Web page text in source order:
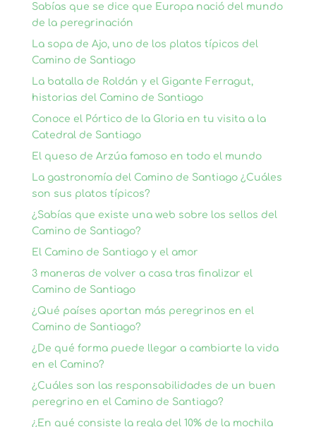
Sabías que se dice que Europa nació del mundo
de la peregrinación
La sopa de Ajo, uno de los platos típicos del
Camino de Santiago
La batalla de Roldán y el Gigante Ferragut,
historias del Camino de Santiago
Conoce el Pórtico de la Gloria en tu visita a la
Catedral de Santiago
El queso de Arzúa famoso en todo el mundo
La gastronomía del Camino de Santiago ¿Cuáles
son sus platos típicos?
¿Sabías que existe una web sobre los sellos del
Camino de Santiago?
El Camino de Santiago y el amor
3 maneras de volver a casa tras finalizar el
Camino de Santiago
¿Qué países aportan más peregrinos en el
Camino de Santiago?
¿De qué forma puede llegar a cambiarte la vida
en el Camino?
¿Cuáles son las responsabilidades de un buen
peregrino en el Camino de Santiago?
¿En qué consiste la regla del 10% de la mochila